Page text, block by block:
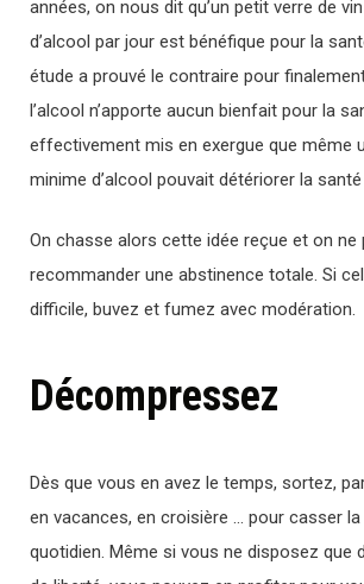
années, on nous dit qu’un petit verre de
d’alcool par jour est bénéfique pour la
étude a prouvé le contraire pour
l’alcool n’apporte aucun bienfait pour la
effectivement mis en exergue que même
minime d’alcool pouvait détériorer la
On chasse alors cette idée reçue et on ne
recommander une abstinence totale. Si
difficile, buvez et fumez avec modération.
Décompressez
Dès que vous en avez le temps, sortez,
en vacances, en croisière … pour casser
quotidien. Même si vous ne disposez que